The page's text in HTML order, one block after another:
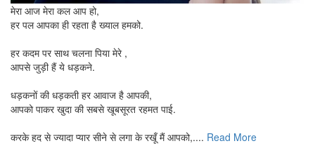
मेरा आज मेरा कल आप हो,
हर पल आपका ही रहता है ख्याल हमको.
हर कदम पर साथ चलना पिया मेरे ,
आपसे जुड़ी हैं ये धड़कने.
धड़कनों की धड़कती हर आवाज है आपकी,
आपको पाकर खुदा की सबसे खूबसूरत रहमत पाई.
करके हद से ज्यादा प्यार सीने से लगा के रखूँ मैं आपको,.... Read More